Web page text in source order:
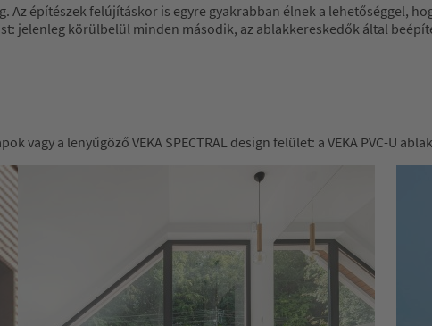
Az építészek felújításkor is egyre gyakrabban élnek a lehetőséggel,
jelenleg körülbelül minden második, az ablakkereskedők által
a lenyűgöző VEKA SPECTRAL design felület: a VEKA PVC-U